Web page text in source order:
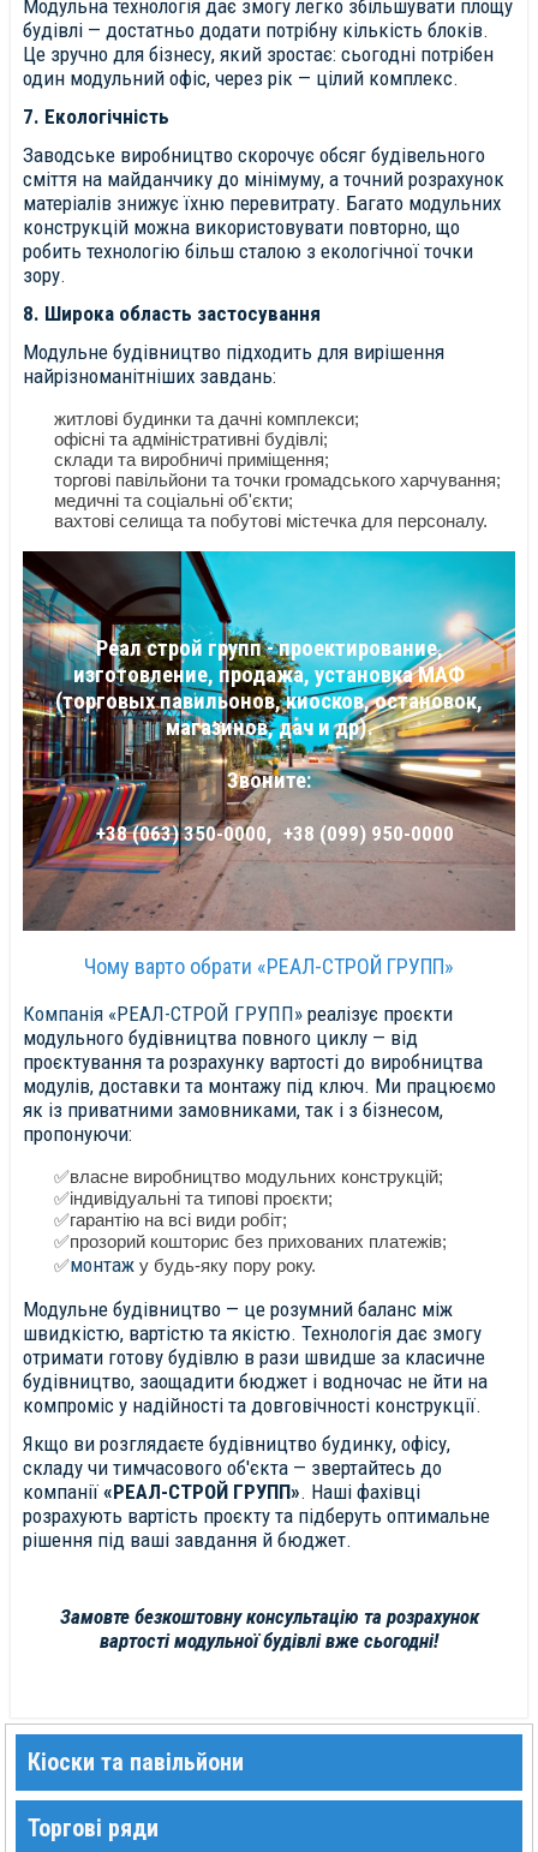
Модульна технологія дає змогу легко збільшувати площу
будівлі — достатньо додати потрібну кількість блоків.
Це зручно для бізнесу, який зростає: сьогодні потрібен
один модульний офіс, через рік — цілий комплекс.
7. Екологічність
Заводське виробництво скорочує обсяг будівельного
сміття на майданчику до мінімуму, а точний розрахунок
матеріалів знижує їхню перевитрату. Багато модульних
конструкцій можна використовувати повторно, що
робить технологію більш сталою з екологічної точки
зору.
8. Широка область застосування
Модульне будівництво підходить для вирішення
найрізноманітніших завдань:
житлові будинки та дачні комплекси;
офісні та адміністративні будівлі;
склади та виробничі приміщення;
торгові павільйони та точки громадського харчування;
медичні та соціальні об'єкти;
вахтові селища та побутові містечка для персоналу.
Реал строй групп - проектирование,
изготовление, продажа, установка МАФ
(торговых павильонов, киосков, остановок,
магазинов, дач и др).
Звоните:
+38 (063) 350-0000, +38 (099) 950-0000
Чому варто обрати «РЕАЛ-СТРОЙ ГРУПП»
Компанія «РЕАЛ-СТРОЙ ГРУПП» реалізує проєкти
модульного будівництва повного циклу — від
проєктування та розрахунку вартості до виробництва
модулів, доставки та монтажу під ключ. Ми працюємо
як із приватними замовниками, так і з бізнесом,
пропонуючи:
✅власне виробництво модульних конструкцій;
✅індивідуальні та типові проєкти;
✅гарантію на всі види робіт;
✅прозорий кошторис без прихованих платежів;
✅монтажу будь-яку пору року.
Модульне будівництво — це розумний баланс між
швидкістю, вартістю та якістю. Технологія дає змогу
отримати готову будівлю в рази швидше за класичне
будівництво, заощадити бюджет і водночас не йти на
компроміс у надійності та довговічності конструкції.
Якщо ви розглядаєте будівництво будинку, офісу,
складу чи тимчасового об'єкта — звертайтесь до
компанії«РЕАЛ-СТРОЙ ГРУПП». Наші фахівці
розрахують вартість проєкту та підберуть оптимальне
рішення під ваші завдання й бюджет.
Замовте безкоштовну консультацію та розрахунок
вартості модульної будівлі вже сьогодні!
Кіоски та павільйони
Торгові ряди